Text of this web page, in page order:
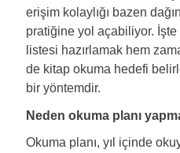
erişim kolaylığı bazen
pratiğine yol açabiliyor.
listesi hazırlamak hem
de kitap okuma hedefi
bir yöntemdir.
Neden okuma planı
Okuma planı, yıl içinde